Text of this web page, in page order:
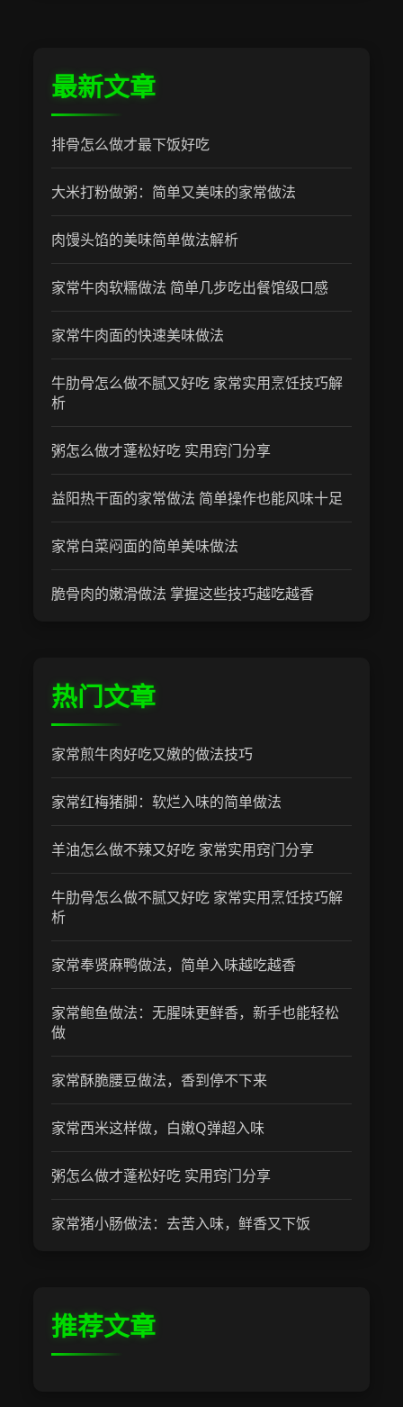
最新文章
排骨怎么做才最下饭好吃
大米打粉做粥：简单又美味的家常做法
肉馒头馅的美味简单做法解析
家常牛肉软糯做法 简单几步吃出餐馆级口感
家常牛肉面的快速美味做法
牛肋骨怎么做不腻又好吃 家常实用烹饪技巧解
析
粥怎么做才蓬松好吃 实用窍门分享
益阳热干面的家常做法 简单操作也能风味十足
家常白菜闷面的简单美味做法
脆骨肉的嫩滑做法 掌握这些技巧越吃越香
热门文章
家常煎牛肉好吃又嫩的做法技巧
家常红梅猪脚：软烂入味的简单做法
羊油怎么做不辣又好吃 家常实用窍门分享
牛肋骨怎么做不腻又好吃 家常实用烹饪技巧解
析
家常奉贤麻鸭做法，简单入味越吃越香
家常鲍鱼做法：无腥味更鲜香，新手也能轻松
做
家常酥脆腰豆做法，香到停不下来
家常西米这样做，白嫩Q弹超入味
粥怎么做才蓬松好吃 实用窍门分享
家常猪小肠做法：去苦入味，鲜香又下饭
推荐文章